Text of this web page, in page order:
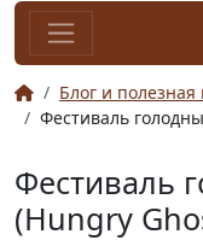
Блог и
Фестиваль
Фестиваль
(Hungry